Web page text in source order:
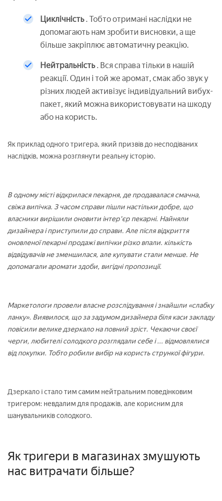
Циклічність . Тобто отримані наслідки не
допомагають нам зробити висновки, а ще
більше закріплює автоматичну реакцію.
Нейтральність . Вся справа тільки в нашій
реакції. Один і той же аромат, смак або звук у
різних людей активізує індивідуальний вибух-
пакет, який можна використовувати на шкоду
або на користь.
Як приклад одного тригера, який призвів до несподіваних
наслідків, можна розглянути реальну історію.
В одному місті відкрилася пекарня, де продавалася смачна,
свіжа випічка. З часом справи пішли настільки добре, що
власники вирішили оновити інтер'єр пекарні. Найняли
дизайнера і приступили до справи. Але після відкриття
оновленої пекарні продажі випічки різко впали. кількість
відвідувачів не зменшилася, але купувати стали менше. Не
допомагали аромати здоби, вигідні пропозиції.
Маркетологи провели власне розслідування і знайшли «слабку
ланку». Виявилося, що за задумом дизайнера біля каси закладу
повісили велике дзеркало на повний зріст. Чекаючи своєї
черги, любителі солодкого розглядали себе і ... відмовлялися
від покупки. Тобто робили вибір на користь стрункої фігури.
Дзеркало і стало тим самим нейтральним поведінковим
тригером: невдалим для продажів, але корисним для
шанувальників солодкого.
Як тригери в магазинах змушують
нас витрачати більше?